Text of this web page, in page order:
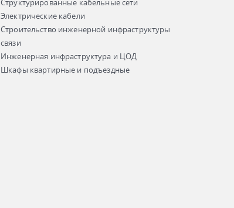
Структурированные кабельные сети
Электрические кабели
Строительство инженерной инфраструктуры
связи
Инженерная инфраструктура и ЦОД
Шкафы квартирные и подъездные